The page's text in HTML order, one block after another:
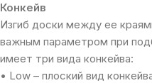
Конкейв
Изгиб доски между ее
важным параметром при
имеет три вида конкейва:
• Low – плоский вид